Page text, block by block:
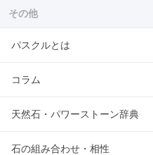
その他
パスクルとは
コラム
天然石・パワーストーン辞典
石の組み合わせ・相性